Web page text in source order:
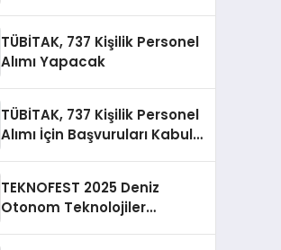
TÜBİTAK, 737 Kişilik Personel
Alımı Yapacak
TÜBİTAK, 737 Kişilik Personel
Alımı İçin Başvuruları Kabul
TEKNOFEST 2025 Deniz
Otonom Teknolojiler